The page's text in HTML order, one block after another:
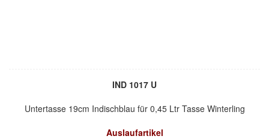
IND 1017 U
Untertasse 19cm Indischblau für 0,45 Ltr Tasse Winterling
Auslaufartikel